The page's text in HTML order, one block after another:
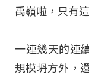
禹嶺啦，只有
一連幾天的連
規模坍方外，